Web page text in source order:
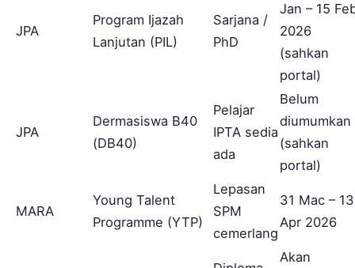
JPA
Program Ijazah
Lanjutan (PIL)
Sarjana /
PhD
Jan – 15
2026
(sahkan
portal)
JPA
Dermasiswa B40
(DB40)
Pelajar
IPTA sedia
ada
Belum
diumumkan
(sahkan
portal)
MARA
Young Talent
Programme (YTP)
Lepasan
SPM
cemerlang
31 Mac – 13
Apr 2026
Akan